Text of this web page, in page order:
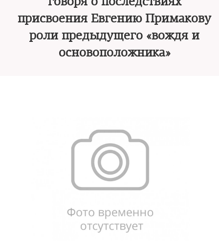
присвоения Евгению Примакову
роли предыдущего «вождя и
основоположника»